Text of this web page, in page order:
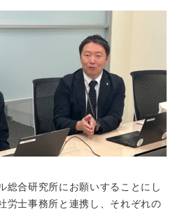
総合研究所にお願いすることにし
労士事務所と連携し、それぞれの